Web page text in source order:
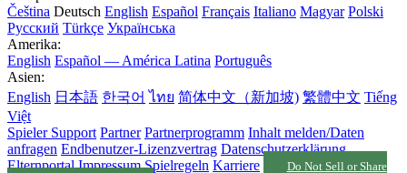
Čeština Deutsch English Español Français Italiano Magyar Polski
Русский Türkçe Українська
Amerika:
English Español — América Latina Português
Asien:
English 日本語 한국어 ไทย 简体中文（新加坡) 繁體中文 Tiếng
Việt
Spieler Support Partner Partnerprogramm Inhalt melden/Daten
anfragen Endbenutzer-Lizenzvertrag Datenschutzerklärung
Elternportal Impressum Spielregeln Karriere
Do Not Sell or Share